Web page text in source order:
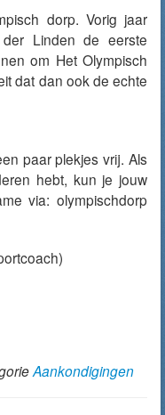
dorp. Vorig jaar
Linden de eerste
om Het Olympisch
dat dan ook de echte
paar plekjes vrij. Als
hebt, kun je jouw
via: olympischdorp
Aankondigingen